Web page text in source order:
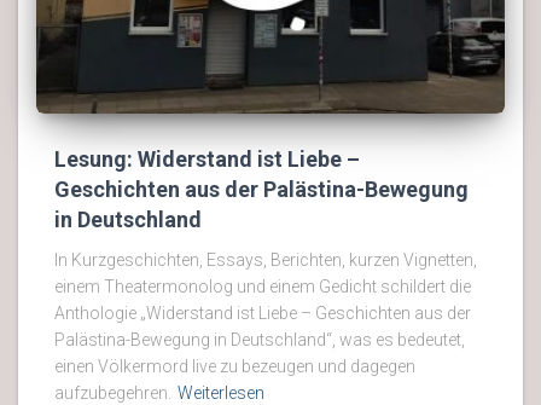
Lesung: Widerstand ist Liebe –
Geschichten aus der Palästina-Bewegung
in Deutschland
In Kurzgeschichten, Essays, Berichten, kurzen Vignetten,
einem Theatermonolog und einem Gedicht schildert die
Anthologie „Widerstand ist Liebe – Geschichten aus der
Palästina-Bewegung in Deutschland“, was es bedeutet,
einen Völkermord live zu bezeugen und dagegen
aufzubegehren. Weiterlesen